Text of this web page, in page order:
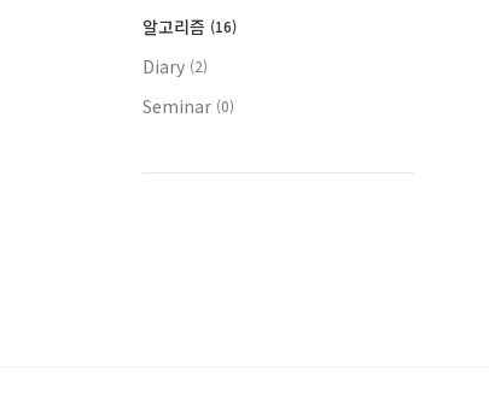
알고리즘 (16)
Diary (2)
Seminar (0)